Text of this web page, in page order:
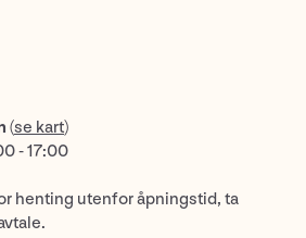
(se kart)
- 17:00
henting utenfor åpningstid, ta